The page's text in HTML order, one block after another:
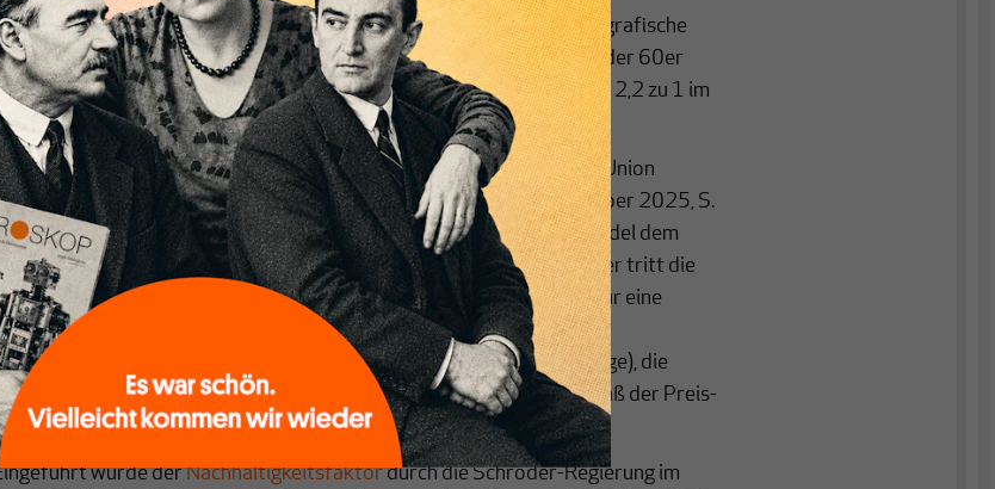
der deutschen Debatte um die Zukunft der Rente spielt der demografische
eine zentrale Rolle. Kamen laut demDemografie-PortalEnde der 60er
4,5 Beitragszahler auf einen Altersrentner, sank die Relation auf 2,2 zu 1 im
2022.
von mehr Eigenvorsorge, wie der Vorsitzende der Jungen Union
Winkler (vgl.Plenarprotokoll des Bundestagsvom 16. Oktober 2025, S.
interpretieren dies dahingehend, dass der demografische Wandel dem
Rentensystem die Grundlage entzogen habe. Daher tritt die
Union in ihrem
Deutschlandrat-Beschluss
vom 26. April 2025 für eine
des Nachhaltigkeitsfaktors (stärkere Absenkung des
als bei der geltenden, bis 2025 ausgesetzten Rechtslage), die
des Renteneintrittsalters und für Rentenanpassungen gemäß der Preis-
nicht mehr der Lohnentwicklung ein.
wurde derNachhaltigkeitsfaktordurch die Schröder-Regierung im